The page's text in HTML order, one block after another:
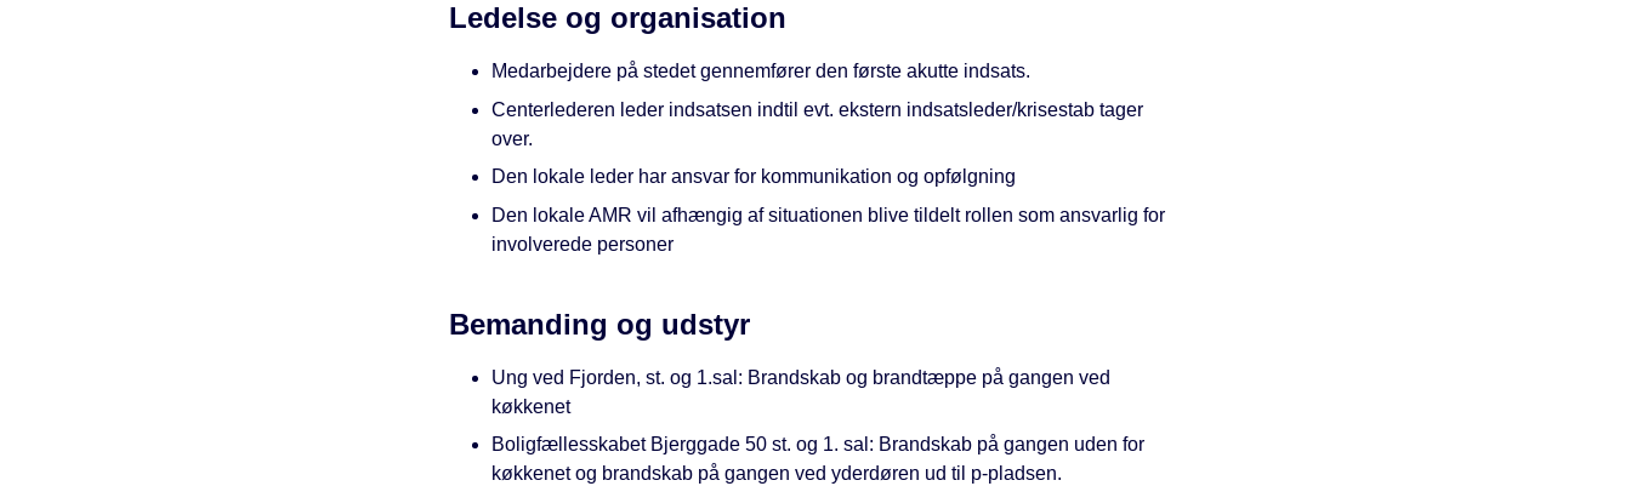
Ledelse og organisation
Medarbejdere på stedet gennemfører den første akutte indsats.
Centerlederen leder indsatsen indtil evt. ekstern indsatsleder/krisestab tager
over.
Den lokale leder har ansvar for kommunikation og opfølgning
Den lokale AMR vil afhængig af situationen blive tildelt rollen som ansvarlig for
involverede personer
Bemanding og udstyr
Ung ved Fjorden, st. og 1.sal: Brandskab og brandtæppe på gangen ved
køkkenet
Boligfællesskabet Bjerggade 50 st. og 1. sal: Brandskab på gangen uden for
køkkenet og brandskab på gangen ved yderdøren ud til p-pladsen.